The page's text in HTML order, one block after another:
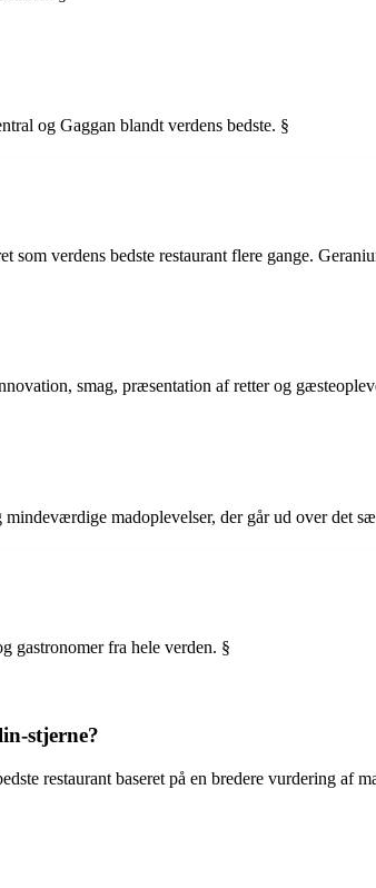
og Gaggan blandt verdens bedste. §
verdens bedste restaurant flere gange.
smag, præsentation af retter og
madoplevelser, der går ud over det
gastronomer fra hele verden. §
stjerne?
restaurant baseret på en bredere vurdering af